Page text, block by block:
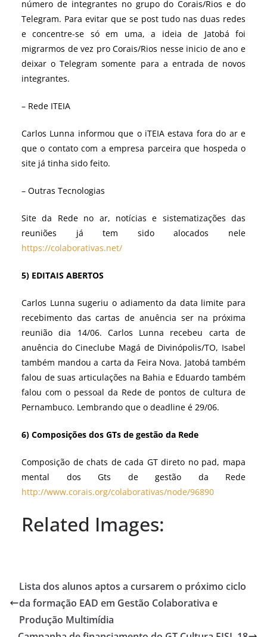
número de integrantes no grupo do Corais/Rios e do
Telegram. Para evitar que se post tudo nas duas redes
e concentre-se só em uma, a ideia de Jatobá foi
migrarmos de vez pro Corais/Rios nesse inicio de ano e
deixar o Telegram somente para a entrada de novos
integrantes.
– Rede ITEIA
Carlos Lunna informou que o iTEIA estava fora do ar e
que o contato com a empresa parceira que hospeda o
site já tinha sido feito.
– Outras Tecnologias
Site da Rede no ar, notícias e sistematizações das
reuniões já tem sido alocados nele
https://colaborativas.net/
5) EDITAIS ABERTOS
Carlos Lunna sugeriu o adiamento da data limite para
recebimento das cartas de anuência ser na próxima
reunião dia 14/06. Carlos Lunna recebeu carta de
anuência do Cineclube Magá de Divinópolis/TO, Isabel
também mandou a carta da Feira Nova. Jatobá também
falou de suas articulações na Bahia e Eduardo também
falou com o pessoal da Rede de pontos de cultura de
Pernambuco. Lembrando que o deadline é 29/06.
6) Composições dos GTs de gestão da Rede
Composição de chats de cada GT direto no pad, mapa
mental dos Gts de gestão da Rede
http://www.corais.org/colaborativas/node/96890
Related Images:
Lista dos alunos aptos a cursarem o próximo ciclo
da formação EAD em Gestão Colaborativa e
Produção Multimídia